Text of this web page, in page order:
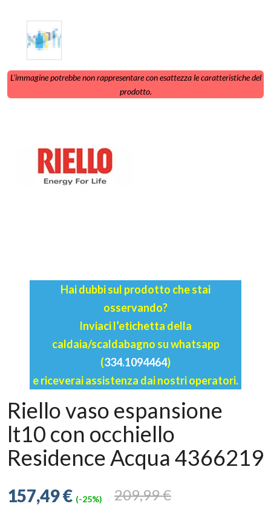
L'immagine potrebbe non rappresentare con esattezza le caratteristiche del
prodotto.
Hai dubbi sul prodotto che stai
osservando?
Inviaci l’etichetta della
caldaia/scaldabagno su whatsapp
(334.1094464)
e riceverai assistenza dai nostri operatori.
Riello vaso espansione
lt10 con occhiello
Residence Acqua 4366219
209,99 €
157,49 € (-25%)